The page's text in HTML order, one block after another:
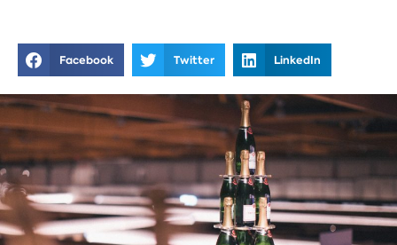
Facebook Twitter LinkedIn